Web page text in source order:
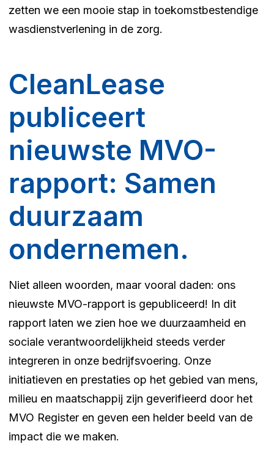
zetten we een mooie stap in toekomstbestendige
wasdienstverlening in de zorg.
CleanLease
publiceert
nieuwste MVO-
rapport: Samen
duurzaam
ondernemen.
Niet alleen woorden, maar vooral daden: ons
nieuwste MVO-rapport is gepubliceerd! In dit
rapport laten we zien hoe we duurzaamheid en
sociale verantwoordelijkheid steeds verder
integreren in onze bedrijfsvoering. Onze
initiatieven en prestaties op het gebied van mens,
milieu en maatschappij zijn geverifieerd door het
MVO Register en geven een helder beeld van de
impact die we maken.